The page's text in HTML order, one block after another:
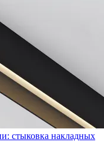
стыковка накладных